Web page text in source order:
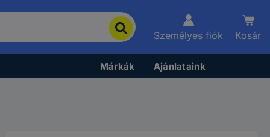
Személyes fiók Kosár
Márkák Ajánlataink